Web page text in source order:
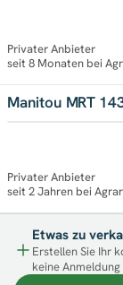
Privater Anbieter
seit 8 Monaten bei
Manitou MRT
Privater Anbieter
seit 2 Jahren bei
Etwas zu
Erstellen Sie Ihr
keine